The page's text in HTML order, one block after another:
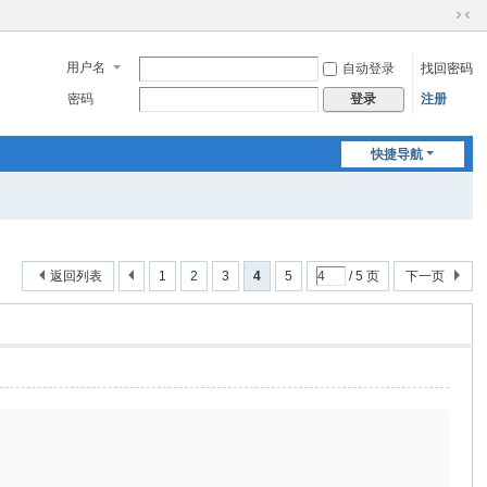
切
到
用户名 自动登录
找回密码
密码
登录 注册
快捷导航
1 2 3 4 5 / 5 页 下一页
返回列表